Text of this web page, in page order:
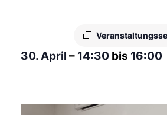
30. April – 14:30 bis 16:00